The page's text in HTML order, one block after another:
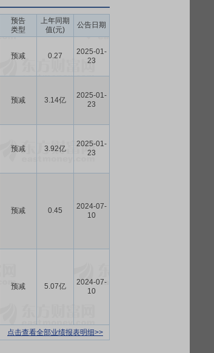
预告
类型
上年同期
值(元)
公告日期
预减 0.27
2025-01-
23
预减 3.14亿
2025-01-
23
预减 3.92亿
2025-01-
23
预减 0.45
2024-07-
10
预减 5.07亿
2024-07-
10
点击查看全部业绩报表明细>>